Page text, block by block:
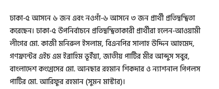
ঢাকা-৫ আসনে ৬ জন এবং নওগাঁ-৬ আসনে ৩ জন প্রার্থী প্রতিদ্বন্দ্বিতা
করেছেন। ঢাকা-৫ উপনির্বাচনে প্রতিদ্বন্দ্বিতাকারী প্রার্থীরা হলেন-আওয়ামী
লীগের মো. কাজী মনিরুল ইসলাম, বিএনপির সালাহ উদ্দিন আহমেদ,
গণফ্রন্টের এইচ এম ইব্রাহিম ভূইঁয়া, জাতীয় পার্টির মীর আব্দুস সবুর,
বাংলাদেশ কংগ্রেসের মো. আনছার রহমান শিকদার ও ন্যাশনাল পিপলস
পার্টির মো. আরিফুর রহমান (সুমন মাস্টার)।